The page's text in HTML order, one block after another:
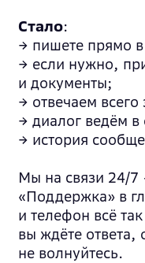
Стало:
→ пишете прямо
→ если нужно,
и документы;
→ отвечаем всего
→ диалог ведём
→ история
Мы на связи 24/7
«Поддержка» в
и телефон всё
вы ждёте ответа,
не волнуйтесь.